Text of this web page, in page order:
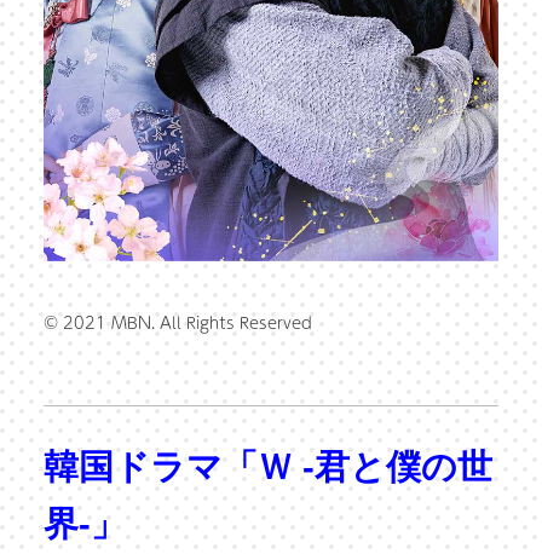
© 2021 MBN. All Rights Reserved
韓国ドラマ「Ｗ -君と僕の世
界-」